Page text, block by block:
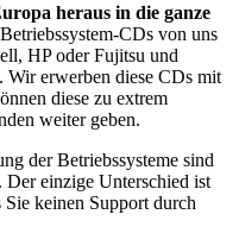
heraus in die ganze
CDs von uns
HP oder Fujitsu und
erwerben diese CDs mit
diese zu extrem
weiter geben.
der Betriebssysteme sind
einzige Unterschied ist
keinen Support durch